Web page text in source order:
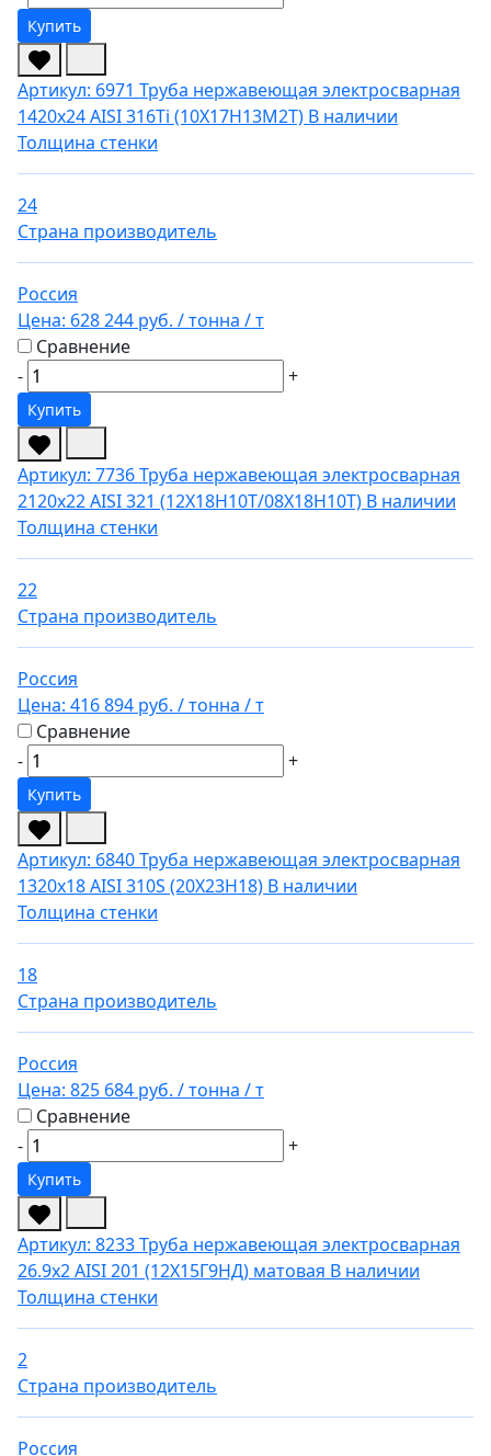
Купить
Артикул: 6971 Труба нержавеющая электросварная
1420х24 AISI 316Ti (10Х17Н13М2Т) В наличии
Толщина стенки
24
Страна производитель
Россия
Цена: 628 244 руб. / тонна / т
Сравнение
-
+
Купить
Артикул: 7736Труба нержавеющая электросварная
2120х22 AISI 321 (12Х18Н10Т/08Х18Н10Т) В наличии
Толщина стенки
22
Страна производитель
Россия
Цена: 416 894 руб. / тонна / т
Сравнение
-
+
Купить
Артикул: 6840Труба нержавеющая электросварная
1320х18 AISI 310S (20Х23Н18) В наличии
Толщина стенки
18
Страна производитель
Россия
Цена: 825 684 руб. / тонна / т
Сравнение
-
+
Купить
Артикул: 8233Труба нержавеющая электросварная
26.9х2 AISI 201 (12Х15Г9НД) матовая В наличии
Толщина стенки
2
Страна производитель
Россия